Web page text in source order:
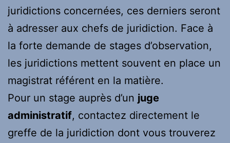
juridictions concernées, ces derniers seront
à adresser aux chefs de juridiction. Face à
la forte demande de stages d’observation,
les juridictions mettent souvent en place un
magistrat référent en la matière.
Pour un stage auprès d’un juge
administratif, contactez directement le
greffe de la juridiction dont vous trouverez